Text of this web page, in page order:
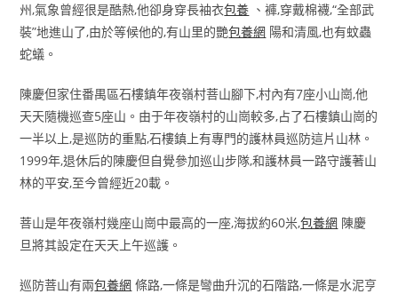
州,氣象曾經很是酷熱,他卻身穿長袖衣包養 、褲,穿戴棉襪,“全部武
裝”地進山了,由於等候他的,有山里的艷包養網 陽和清風,也有蚊蟲
蛇蟻。
陳慶但家住番禺區石樓鎮年夜嶺村菩山腳下,村內有7座小山崗,他
天天隨機巡查5座山。由于年夜嶺村的山崗較多,占了石樓鎮山崗的
一半以上,是巡防的重點,石樓鎮上有專門的護林員巡防這片山林。
1999年,退休后的陳慶但自覺參加巡山步隊,和護林員一路守護著山
林的平安,至今曾經近20載。
菩山是年夜嶺村幾座山崗中最高的一座,海拔約60米,包養網 陳慶
旦將其設定在天天上午巡護。
巡防菩山有兩包養網 條路,一條是彎曲升沉的石階路,一條是水泥亨